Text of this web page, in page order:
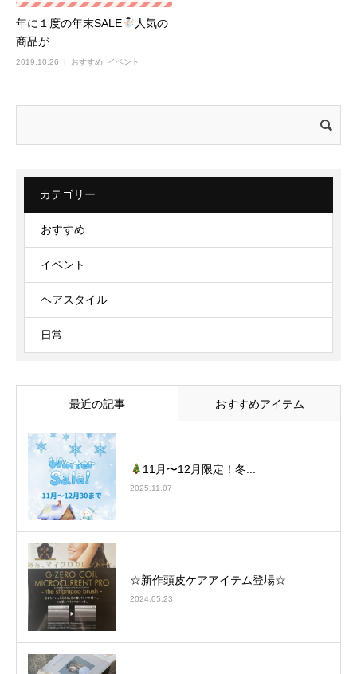
年に１度の年末SALE
人気の
商品が...
2019.10.26 おすすめ イベント
カテゴリー
おすすめ
イベント
ヘアスタイル
日常
最近の記事 おすすめアイテム
11月〜12月限定！冬...
2025.11.07
☆新作頭皮ケアアイテム登場☆
2024.05.23